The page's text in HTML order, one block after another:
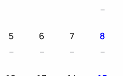
5 6 7 8